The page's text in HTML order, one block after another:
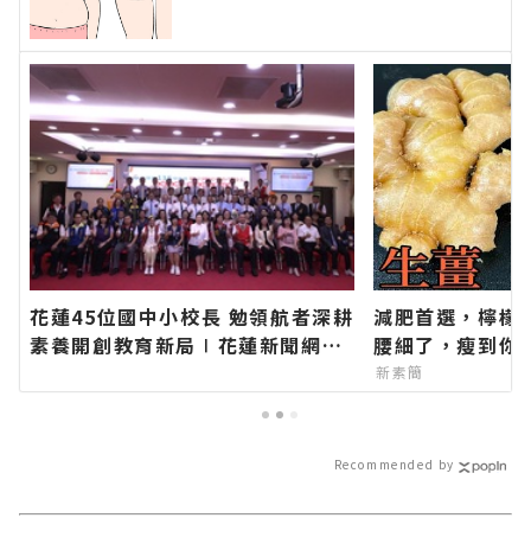
花蓮45位國中小校長 勉領航者深耕
素養開創教育新局∣花蓮新聞網官
聞報導 最新的在地資訊！
減肥首選，檸檬
腰細了，瘦到你
新素簡
Recommended by